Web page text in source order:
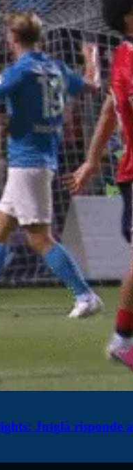
Jutglà risponde a